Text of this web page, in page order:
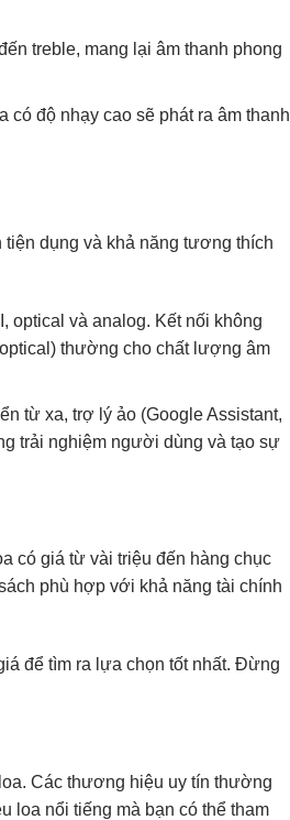
treble, mang lại âm thanh phong
có độ nhạy cao sẽ phát ra âm thanh
dụng và khả năng tương thích
optical và analog. Kết nối không
thường cho chất lượng âm
từ xa, trợ lý ảo (Google Assistant,
trải nghiệm người dùng và tạo sự
có giá từ vài triệu đến hàng chục
phù hợp với khả năng tài chính
để tìm ra lựa chọn tốt nhất. Đừng
Các thương hiệu uy tín thường
loa nổi tiếng mà bạn có thể tham